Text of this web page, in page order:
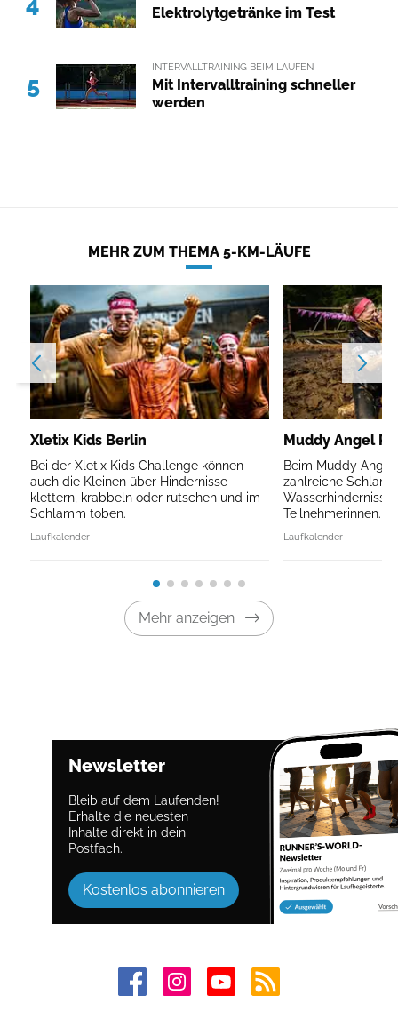
Elektrolytgetränke im Test
5
INTERVALLTRAINING BEIM LAUFEN
Mit Intervalltraining schneller
werden
MEHR ZUM THEMA 5-KM-LÄUFE
Xletix Kids Berlin
Bei der Xletix Kids Challenge können
auch die Kleinen über Hindernisse
klettern, krabbeln oder rutschen und im
Schlamm toben.
Laufkalender
Muddy Angel
Beim Muddy
zahlreiche
Wasserhindernisse
Teilnehmerinnen.
Laufkalender
Mehr anzeigen
Newsletter
Bleib auf dem Laufenden!
Erhalte die neuesten
Inhalte direkt in dein
Postfach.
Kostenlos abonnieren